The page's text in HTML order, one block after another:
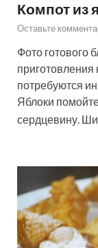
Компот из
Оставьте
Фото готового
приготовления
потребуются
Яблоки
сердцевину.